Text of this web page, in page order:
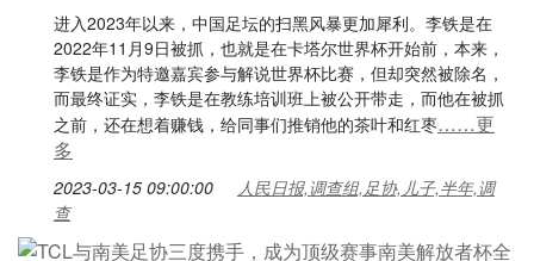
进入2023年以来，中国足坛的扫黑风暴更加犀利。李铁是在
2022年11月9日被抓，也就是在卡塔尔世界杯开始前，本来，
李铁是作为特邀嘉宾参与解说世界杯比赛，但却突然被除名，
而最终证实，李铁是在教练培训班上被公开带走，而他在被抓
之前，还在想着赚钱，给同事们推销他的茶叶和红枣……更
多
2023-03-15 09:00:00
人民日报,调查组,足协,儿子,半年,调
查